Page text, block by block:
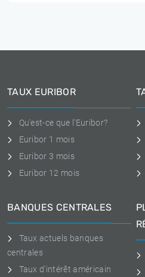
TAUX EURIBOR
Qu'est-ce que l'Euribor?
Euribor 1 mois
Euribor 3 mois
Euribor 12 mois
BANQUES CENTRALES
Taux actuels banques
centrales
Taux d'intérêt américain